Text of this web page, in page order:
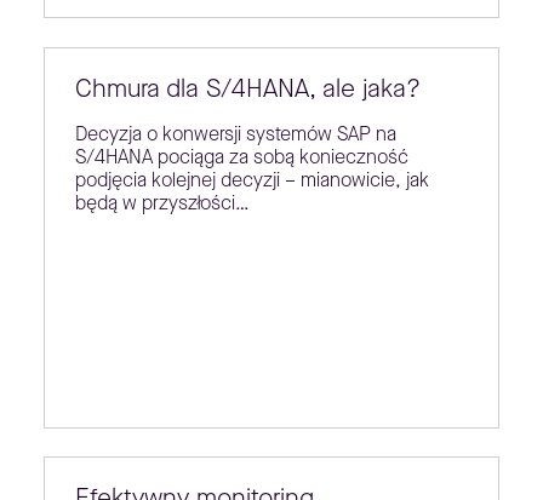
Chmura dla S/4HANA, ale jaka?
Decyzja o konwersji systemów SAP na
S/4HANA pociąga za sobą konieczność
podjęcia kolejnej decyzji – mianowicie, jak
będą w przyszłości…